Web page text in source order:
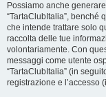
Possiamo anche
“TartaClubItalia”, benché
che intende trattare solo
raccolta delle tue
volontariamente. Con
messaggi come utente
“TartaClubItalia” (in
registrazione e l’accesso